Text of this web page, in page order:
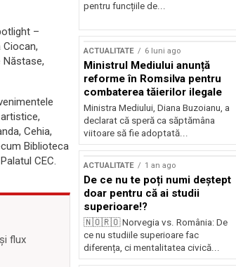
–
Năstase,
Cehia,
Biblioteca
CEC.
flux
pentru funcțiile de...
ACTUALITATE 6 luni ago
Ministrul Mediului anunță
reforme în Romsilva pentru
combaterea tăierilor ilegale
Ministra Mediului, Diana Buzoianu, a
declarat că speră ca săptămâna
viitoare să fie adoptată...
ACTUALITATE 1 an ago
De ce nu te poți numi deștept
doar pentru că ai studii
superioare!?
🇳🇴🇷🇴 Norvegia vs. România: De
ce nu studiile superioare fac
diferența, ci mentalitatea civică...